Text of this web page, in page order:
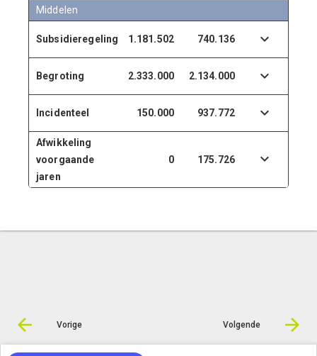
Middelen
Subsidieregeling 1.181.502 740.136
Begroting 2.333.000 2.134.000
Incidenteel 150.000 937.772
Afwikkeling
voorgaande
jaren
0 175.726
Vorige Volgende